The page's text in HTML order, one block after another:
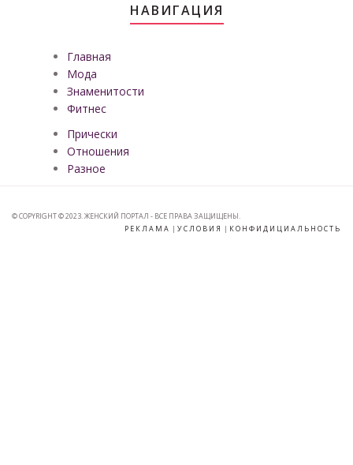
НАВИГАЦИЯ
Главная
Мода
Знаменитости
Фитнес
Прически
Отношения
Разное
© COPYRIGHT © 2023. ЖЕНСКИЙ ПОРТАЛ - ВСЕ ПРАВА ЗАЩИЩЕНЫ.
РЕКЛАМА | УСЛОВИЯ | КОНФИДИЦИАЛЬНОСТЬ